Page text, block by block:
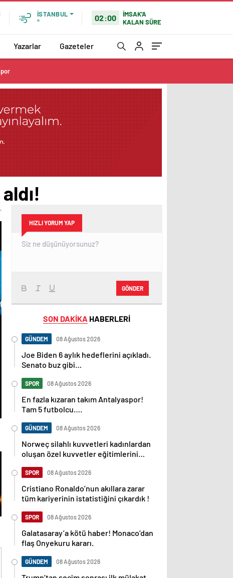
İSTANBUL
°
02:00
İMSAK'A
KALAN SÜRE
Yazarlar Gazeteler
HIZLI YORUM YAP
GÖNDER
SON DAKİKA HABERLERİ
GÜNDEM 08 Ağustos 2026
Joe Biden 6 aylık hedeflerini açıkladı.
Senato buz gibi…
SPOR 08 Ağustos 2026
En fazla kızaran takım Antalyaspor!
Tam 5 futbolcu….
GÜNDEM 08 Ağustos 2026
Norweç silahlı kuvvetleri kadınlardan
oluşan özel kuvvetler eğitimlerini
SPOR 08 Ağustos 2026
Cristiano Ronaldo’nun akıllara zarar
tüm kariyerinin istatistiğini çıkardık !
SPOR 08 Ağustos 2026
Galatasaray’a kötü haber! Monaco’dan
flaş Onyekuru kararı.
GÜNDEM 08 Ağustos 2026